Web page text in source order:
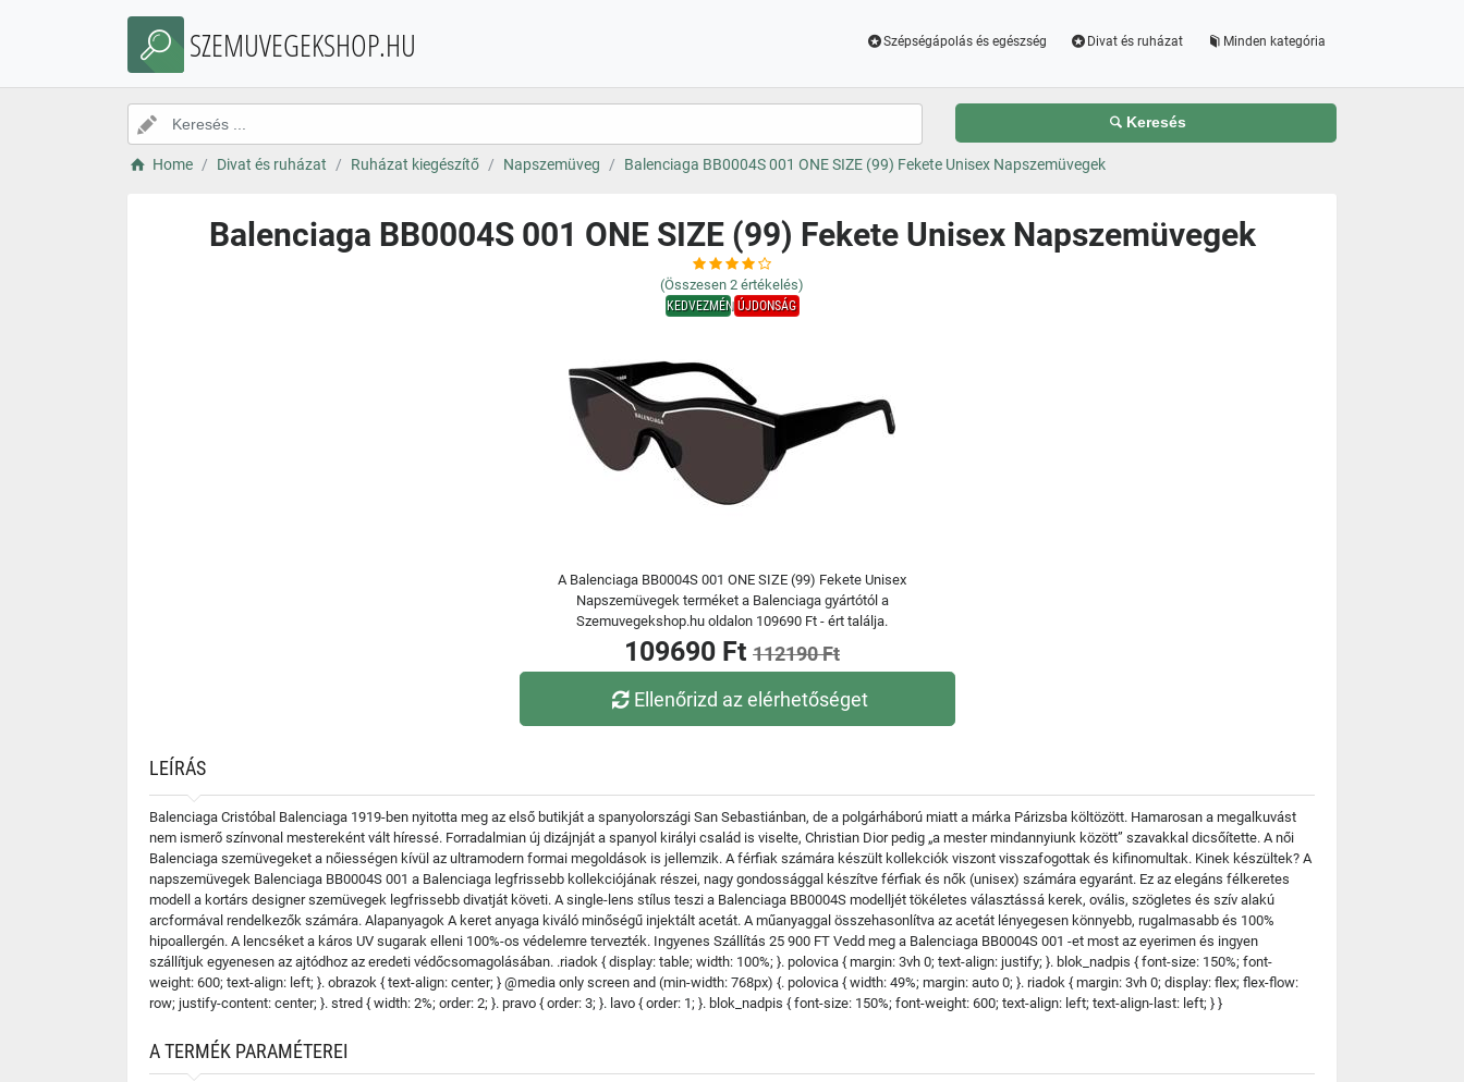
SZEMUVEGEKSHOP.HU Szépségápolás és egészség Divat és ruházat Minden kategória
Keresés
Home Divat és ruházat Ruházat kiegészítő Napszemüveg Balenciaga BB0004S 001 ONE SIZE (99) Fekete Unisex Napszemüvegek
Balenciaga BB0004S 001 ONE SIZE (99) Fekete Unisex Napszemüvegek
(Összesen 2 értékelés)
KEDVEZMÉNYÚJDONSÁG
A Balenciaga BB0004S 001 ONE SIZE (99) Fekete Unisex
Napszemüvegek terméket a Balenciaga gyártótól a
Szemuvegekshop.hu oldalon 109690 Ft - ért találja.
109690 Ft 112190 Ft
Ellenőrizd az elérhetőséget
LEÍRÁS
Balenciaga Cristóbal Balenciaga 1919-ben nyitotta meg az első butikját a spanyolországi San Sebastiánban, de a polgárháború miatt a márka Párizsba költözött. Hamarosan a megalkuvást
nem ismerő színvonal mestereként vált híressé. Forradalmian új dizájnját a spanyol királyi család is viselte, Christian Dior pedig „a mester mindannyiunk között” szavakkal dicsőítette. A női
Balenciaga szemüvegeket a nőiességen kívül az ultramodern formai megoldások is jellemzik. A férfiak számára készült kollekciók viszont visszafogottak és kifinomultak. Kinek készültek? A
napszemüvegek Balenciaga BB0004S 001 a Balenciaga legfrissebb kollekciójának részei, nagy gondossággal készítve férfiak és nők (unisex) számára egyaránt. Ez az elegáns félkeretes
modell a kortárs designer szemüvegek legfrissebb divatját követi. A single-lens stílus teszi a Balenciaga BB0004S modelljét tökéletes választássá kerek, ovális, szögletes és szív alakú
arcformával rendelkezők számára. Alapanyagok A keret anyaga kiváló minőségű injektált acetát. A műanyaggal összehasonlítva az acetát lényegesen könnyebb, rugalmasabb és 100%
hipoallergén. A lencséket a káros UV sugarak elleni 100%-os védelemre tervezték. Ingyenes Szállítás 25 900 FT Vedd meg a Balenciaga BB0004S 001 -et most az eyerimen és ingyen
szállítjuk egyenesen az ajtódhoz az eredeti védőcsomagolásában. .riadok { display: table; width: 100%; }. polovica { margin: 3vh 0; text-align: justify; }. blok_nadpis { font-size: 150%; font-
weight: 600; text-align: left; }. obrazok { text-align: center; } @media only screen and (min-width: 768px) {. polovica { width: 49%; margin: auto 0; }. riadok { margin: 3vh 0; display: flex; flex-flow:
row; justify-content: center; }. stred { width: 2%; order: 2; }. pravo { order: 3; }. lavo { order: 1; }. blok_nadpis { font-size: 150%; font-weight: 600; text-align: left; text-align-last: left; } }
A TERMÉK PARAMÉTEREI